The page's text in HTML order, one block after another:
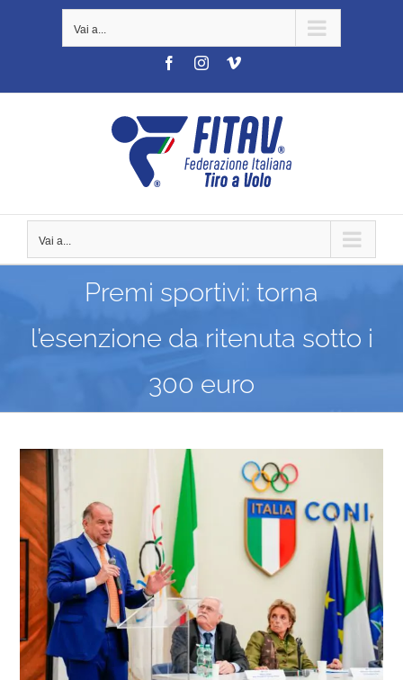
Vai a...
FacebookInstagramVimeo
Vai a...
Premi sportivi: torna
l’esenzione da ritenuta sotto i
300 euro
Ingrandisci
immagine